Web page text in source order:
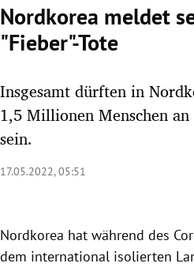
Untermenü
Untermenü
Untermenü
Nordkorea meldet
"Fieber"-Tote
Insgesamt dürften in
1,5 Millionen Menschen
sein.
17.05.2022, 05:51
Nordkorea hat während des
dem international isolierten